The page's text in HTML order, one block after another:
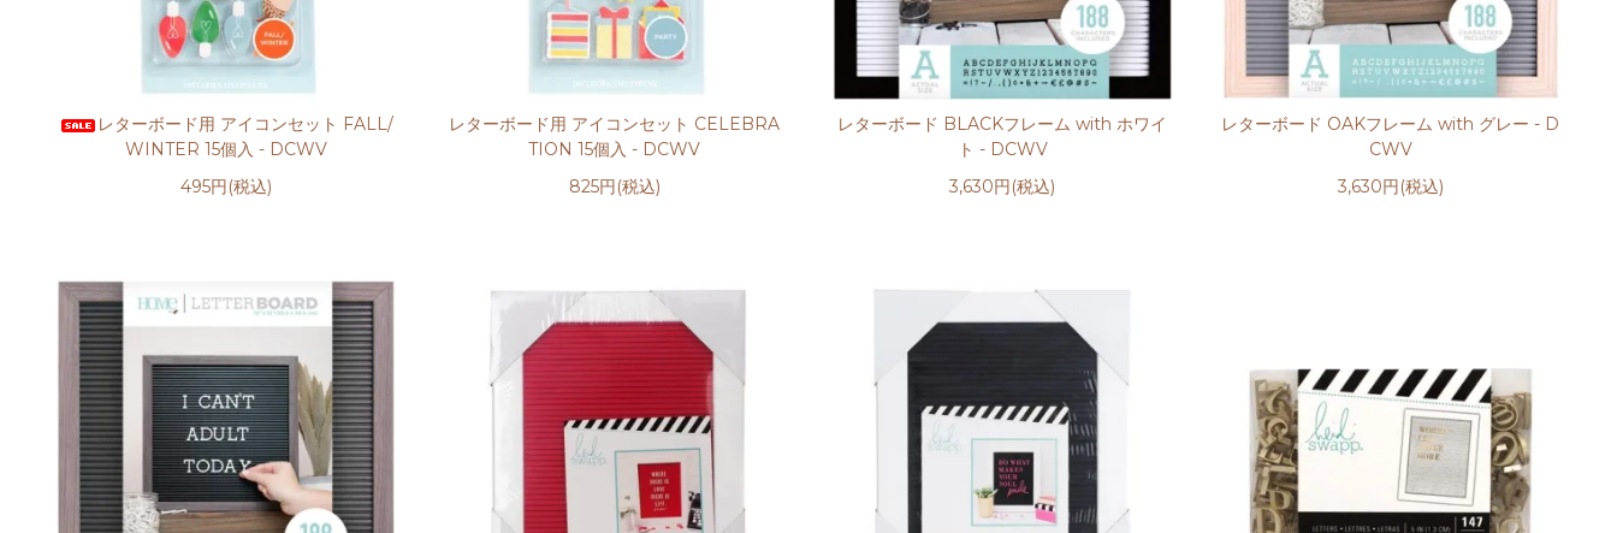
レターボード用 アイコンセット FALL/
WINTER 15個入 - DCWV
495円(税込)
レターボード用 アイコンセット CELEBRA
TION 15個入 - DCWV
825円(税込)
レターボード BLACKフレーム with ホワイ
ト - DCWV
3,630円(税込)
レターボード OAKフレーム with グレー - D
CWV
3,630円(税込)